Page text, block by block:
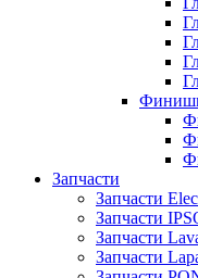
Запчасти
Запчасти
Запчасти
Запчасти
Запчасти